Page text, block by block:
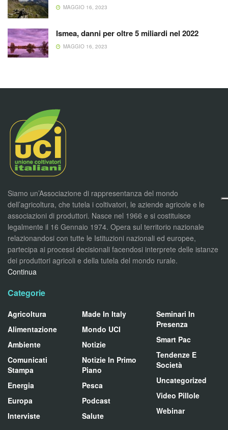
MAGGIO 16, 2023
Ismea, danni per oltre 5 miliardi nel 2022
MAGGIO 16, 2023
Siamo un’Associazione di rappresentanza del mondo
dell’agricoltura, che tutela i coltivatori, le aziende agricole e le
associazioni di produttori. Nasce nel 1966 e si costituisce
legalmente il 16 Gennaio 1974. Opera sul territorio nazionale
relazionandosi con tutte le Istituzioni nazionali ed europee,
partecipa ai processi decisionali facendosi interprete delle istanze
dei produttori agricoli e della tutela del mondo rurale.
Continua
Categorie
Agricoltura
Alimentazione
Ambiente
Comunicati
Stampa
Energia
Europa
Interviste
Made In Italy
Mondo UCI
Notizie
Notizie In Primo
Piano
Pesca
Podcast
Salute
Seminari In
Presenza
Smart Pac
Tendenze E
Società
Uncategorized
Video Pillole
Webinar